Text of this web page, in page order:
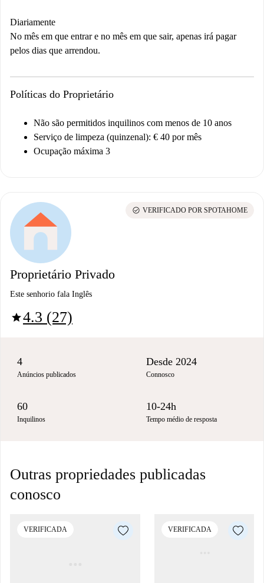
Diariamente
No mês em que entrar e no mês em que sair, apenas irá pagar
pelos dias que arrendou.
Políticas do Proprietário
Não são permitidos inquilinos com menos de 10 anos
Serviço de limpeza (quinzenal): € 40 por mês
Ocupação máxima 3
Proprietário Privado
Este senhorio fala Inglês
star4.3 (27)
check_circle VERIFICADO POR SPOTAHOME
4
Anúncios publicados
Desde 2024
Connosco
60
Inquilinos
10-24h
Tempo médio de resposta
Outras propriedades publicadas
conosco
VERIFICADA VERIFICADA